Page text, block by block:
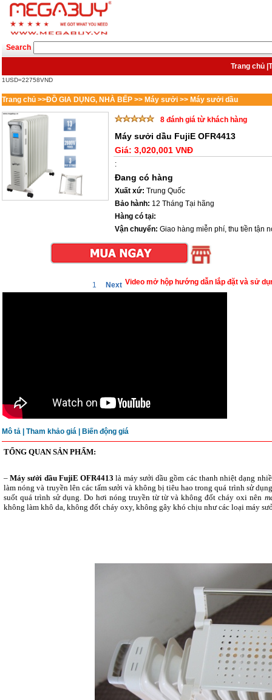
Search
Trang chủ
1USD=22758VND
Trang chủ >>ĐỒ GIA DỤNG, NHÀ BẾP >> Máy sưởi >> Máy sưởi dầu
8 đánh giá từ khách hàng
Máy sưởi dầu FujiE OFR4413
Giá: 3,020,001 VNĐ
:
Đang có hàng
Xuất xứ: Trung Quốc
Bảo hành: 12 Tháng Tại hãng
Hàng có tại:
Vận chuyển: Giao hàng miễn phí, thu tiền tận
Video mở hộp hướng dẫn lắp đặt và sử
1 Next
Mô tả Tham khảo giá | Biến động giá
TỔNG QUAN SẢN PHẨM:
–Máy sưởi dầu FujiE OFR4413là máy sưởi dầu gồm các thanh nhiệt dạng
làm nóng và truyền lên các tấm sưởi và không bị tiêu hao trong quá trình sử
suốt quá trình sử dụng. Do hơi nóng truyền từ từ và không đốt cháy oxi nên
không làm khô da, không đốt cháy oxy, không gây khó chịu như các loại máy